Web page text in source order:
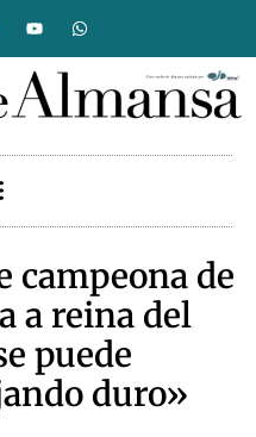
campeona de
a reina del
puede
duro»